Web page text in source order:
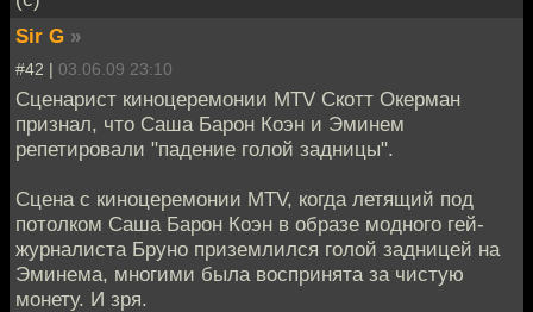
Sir G »
#42 | 03.06.09 23:10
Сценарист киноцеремонии MTV Скотт Окерман
признал, что Саша Барон Коэн и Эминем
репетировали "падение голой задницы".
Сцена с киноцеремонии MTV, когда летящий под
потолком Саша Барон Коэн в образе модного гей-
журналиста Бруно приземлился голой задницей на
Эминема, многими была воспринята за чистую
монету. И зря.